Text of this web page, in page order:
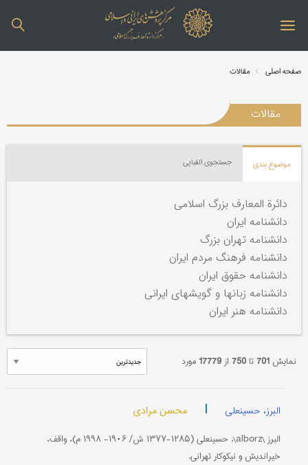
صفحه اصلی مقالات
مقالات
موضوع بندی جستجوی الفبایی
دائرة المعارف بزرگ اسلامی
دانشنامه ایران
دانشنامه تهران بزرگ
دانشنامه فرهنگ مردم ایران
دانشنامه حقوق ایران
دانشنامه زبانها و گویشهای ایرانی
دانشنامه هنر ایران
نمایش 701تا750 از17779مورد
البرز، حسینعلی | محسن مرادی
البرز \alborz\، حسینعلی (۱۲۸۵-۱۳۷۷ ش/ ۱۹۰۶- ۱۹۹۸ م)، واقف،
خیراندیش و نیکوکار تهرانی.